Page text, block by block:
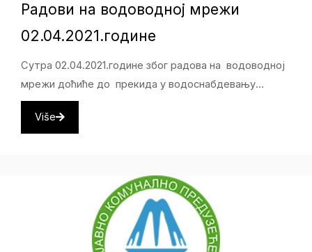
Радови на водоводној мрежи
02.04.2021.године
Сутра 02.04.2021.године због радова на водоводној
мрежи доћиће до прекида у водоснабдевању...
Više